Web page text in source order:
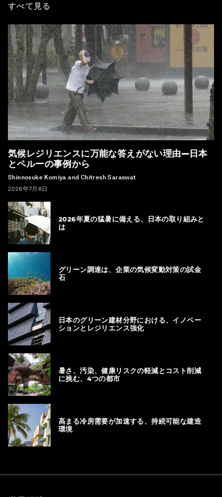
すべて見る
気候レジリエンスに万能な答えがない理由―日本
とペルーの事例から
Shinnosuke Komiya and Chitresh Saraswat
2026年7月8日
2026年夏の猛暑に備える、日本の取り組みと
は
グリーン調達は、企業の気候変動対策の試金
石
日本のグリーン建材分野における、イノベー
ションとレジリエンス強化
暑さ、汚染、健康リスクの軽減とコスト削減
に挑む、4つの都市
高まる冷房需要が加速する、持続可能な建造
環境